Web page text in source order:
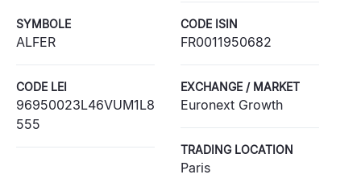
SYMBOLE
ALFER
CODE ISIN
FR0011950682
CODE LEI
96950023L46VUM1L8
555
EXCHANGE / MARKET
Euronext Growth
TRADING LOCATION
Paris